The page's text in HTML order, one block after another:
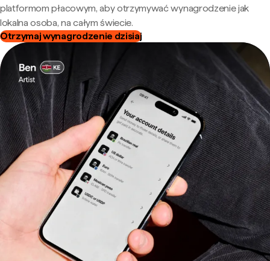
platformom płacowym, aby otrzymywać wynagrodzenie jak
lokalna osoba, na całym świecie.
Otrzymaj wynagrodzenie dzisiaj